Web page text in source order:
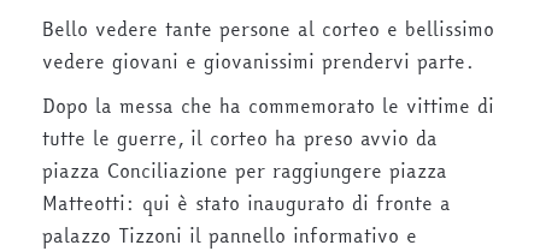
Bello vedere tante persone al corteo e bellissimo
vedere giovani e giovanissimi prendervi parte.
Dopo la messa che ha commemorato le vittime di
tutte le guerre, il corteo ha preso avvio da
piazza Conciliazione per raggiungere piazza
Matteotti: qui è stato inaugurato di fronte a
palazzo Tizzoni il pannello informativo e